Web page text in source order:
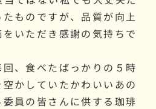
ものですが、品質が向上
いただき感謝の気持ちで
、食べたばっかりの５時
かしていたかわいいあの
員の皆さんに供する珈琲